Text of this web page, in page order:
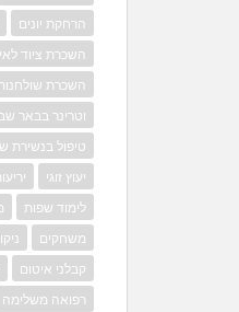
הרחקת יונים
השכרת ציוד
השכרת
וטרינר בבאר
טיפול בנשירת
יעוץ זוגי
לימוד שפות
משחקים
קבלני איטום
רפואה משלימה